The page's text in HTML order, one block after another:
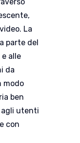
La
parte del
alle
da
modo
ben
agli utenti
con